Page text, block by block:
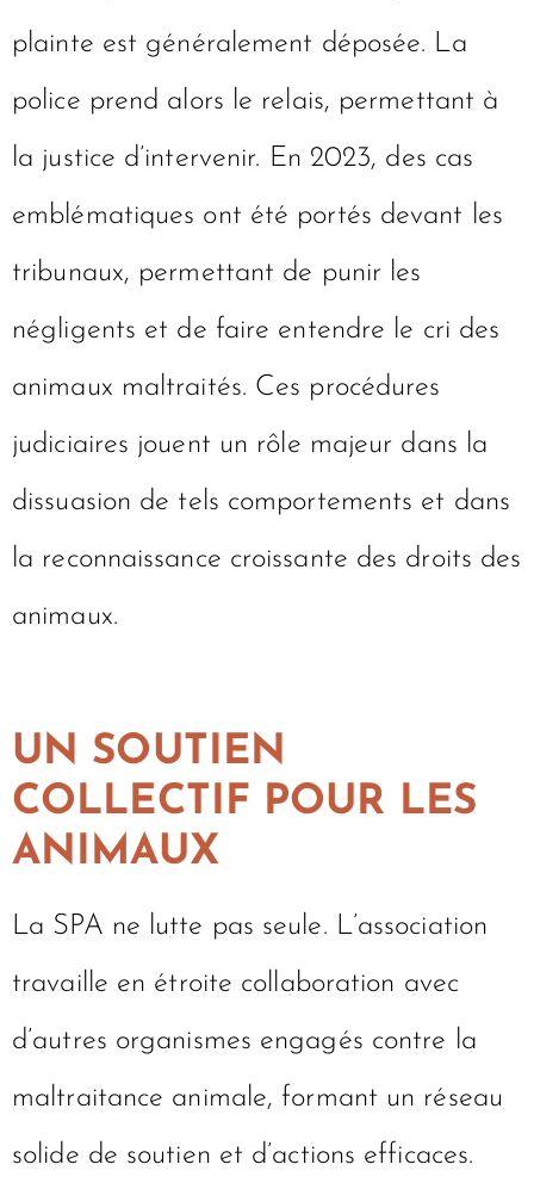
plainte est généralement déposée. La
police prend alors le relais, permettant à
la justice d’intervenir. En 2023, des cas
emblématiques ont été portés devant les
tribunaux, permettant de punir les
négligents et de faire entendre le cri des
animaux maltraités. Ces procédures
judiciaires jouent un rôle majeur dans la
dissuasion de tels comportements et dans
la reconnaissance croissante des droits des
animaux.
UN SOUTIEN
COLLECTIF POUR LES
ANIMAUX
La SPA ne lutte pas seule. L’association
travaille en étroite collaboration avec
d’autres organismes engagés contre la
maltraitance animale, formant un réseau
solide de soutien et d’actions efficaces.